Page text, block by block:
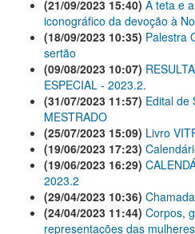
(21/09/2023 15:40) A teta e
iconográfico da devoção à
(18/09/2023 10:35) Palestra
sertão
(09/08/2023 10:07)
ESPECIAL - 2023.2.
(31/07/2023 11:57) Edital de
MESTRADO
(25/07/2023 15:09) Livro
(19/06/2023 17:23)
(19/06/2023 16:29)
2023.2
(29/04/2023 10:36)
(24/04/2023 11:44) Corpos,
representações das